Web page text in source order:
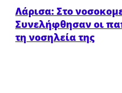
Λάρισα: Στο
Συνελήφθησαν οι
τη νοσηλεία της